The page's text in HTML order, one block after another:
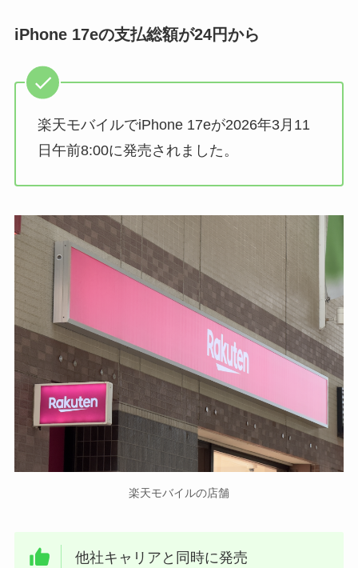
iPhone 17eの支払総額が24円から
楽天モバイルでiPhone 17eが2026年3月11
日午前8:00に発売されました。
楽天モバイルの店舗
他社キャリアと同時に発売